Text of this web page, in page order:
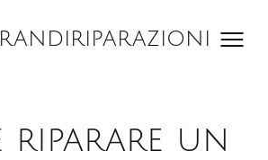
riparare un